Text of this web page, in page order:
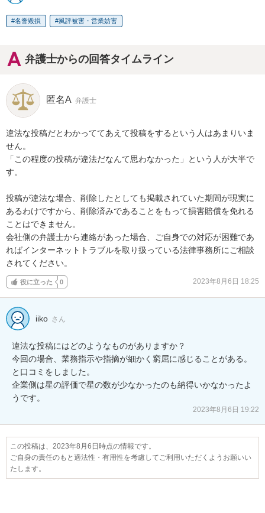
名誉毀損 風評被害・営業妨害
弁護士からの回答タイムライン
匿名A 弁護士
違法な投稿だとわかっててあえて投稿をするという人はあまりいま
せん。
「この程度の投稿が違法だなんて思わなかった」という人が大半で
す。
投稿が違法な場合、削除したとしても掲載されていた期間が現実に
あるわけですから、削除済みであることをもって損害賠償を免れる
ことはできません。
会社側の弁護士から連絡があった場合、ご自身での対応が困難であ
ればインターネットトラブルを取り扱っている法律事務所にご相談
されてください。
役に立った 0 2023年8月6日 18:25
iiko さん
違法な投稿にはどのようなものがありますか？
今回の場合、業務指示や指摘が細かく窮屈に感じることがある。
と口コミをしました。
企業側は星の評価で星の数が少なかったのも納得いかなかったよ
うです。
2023年8月6日 19:22
この投稿は、2023年8月6日時点の情報です。
ご自身の責任のもと適法性・有用性を考慮してご利用いただくようお願いい
たします。